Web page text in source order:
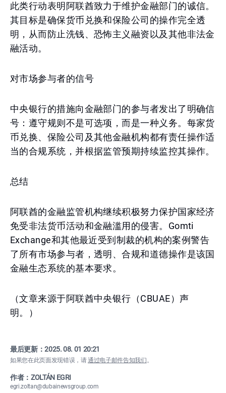
此类行动表明阿联酋致力于维护金融部门的诚信。
其目标是确保货币兑换和保险公司的操作完全透
明，从而防止洗钱、恐怖主义融资以及其他非法金
融活动。
对市场参与者的信号
中央银行的措施向金融部门的参与者发出了明确信
号：遵守规则不是可选项，而是一种义务。每家货
币兑换、保险公司及其他金融机构都有责任操作适
当的合规系统，并根据监管预期持续监控其操作。
总结
阿联酋的金融监管机构继续积极努力保护国家经济
免受非法货币活动和金融滥用的侵害。Gomti
Exchange和其他最近受到制裁的机构的案例警告
了所有市场参与者，透明、合规和道德操作是该国
金融生态系统的基本要求。
（文章来源于阿联酋中央银行（CBUAE）声
明。）
最后更新：2025. 08. 01 20:21
如果您在此页面发现错误，请通过电子邮件告知我们。
作者：ZOLTÁN EGRI
egri.zoltan@dubainewsgroup.com